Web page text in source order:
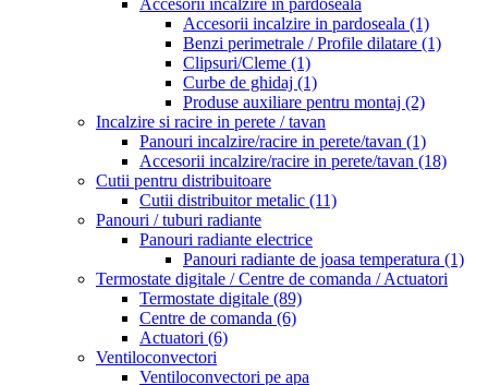
Accesorii incalzire in pardoseala
Accesorii incalzire in pardoseala (1)
Benzi perimetrale / Profile dilatare (1)
Clipsuri/Cleme (1)
Curbe de ghidaj (1)
Produse auxiliare pentru montaj (2)
Incalzire si racire in perete / tavan
Panouri incalzire/racire in perete/tavan (1)
Accesorii incalzire/racire in perete/tavan (18)
Cutii pentru distribuitoare
Cutii distribuitor metalic (11)
Panouri / tuburi radiante
Panouri radiante electrice
Panouri radiante de joasa temperatura (1)
Termostate digitale / Centre de comanda / Actuatori
Termostate digitale (89)
Centre de comanda (6)
Actuatori (6)
Ventiloconvectori
Ventiloconvectori pe apa